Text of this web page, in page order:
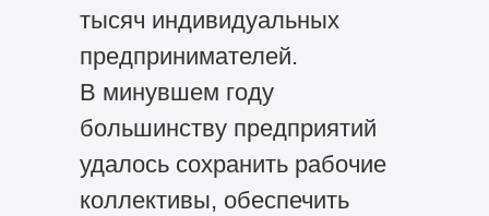
тысяч индивидуальных
предпринимателей.
В минувшем году
большинству предприятий
удалось сохранить рабочие
коллективы, обеспечить